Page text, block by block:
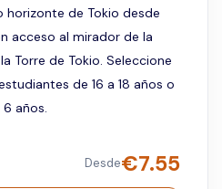
horizonte de Tokio desde
acceso al mirador de la
Torre de Tokio. Seleccione
de 16 a 18 años o
años.
Desde€7.55